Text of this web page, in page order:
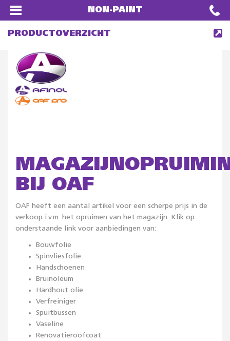
NON-PAINT
PRODUCTOVERZICHT
BIJ OAF
OAF heeft een aantal artikel voor een scherpe prijs in de
verkoop i.v.m. het opruimen van het magazijn. Klik op
onderstaande link voor aanbiedingen van:
Bouwfolie
Spinvliesfolie
Handschoenen
Bruinoleum
Hardhout olie
Verfreiniger
Spuitbussen
Vaseline
Renovatieroofcoat